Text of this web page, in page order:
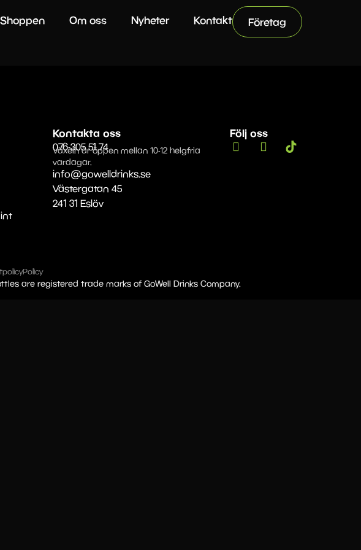
Shoppen Om oss Nyheter Kontakt Företag
Kontakta oss
076-305 51 74
Växeln är öppen mellan 10-12 helgfria
vardagar.
info@gowelldrinks.se
Västergatan 45
241 31 Eslöv
Följ oss
Policy
are registered trade marks of GoWell Drinks Company.